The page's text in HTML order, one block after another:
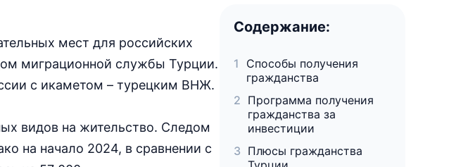
мест для российских
миграционной службы Турции.
с икаметом – турецким ВНЖ.
видов на жительство. Следом
на начало 2024, в сравнении с
Содержание:
Способы получения
гражданства
Программа получения
гражданства за
инвестиции
Плюсы гражданства